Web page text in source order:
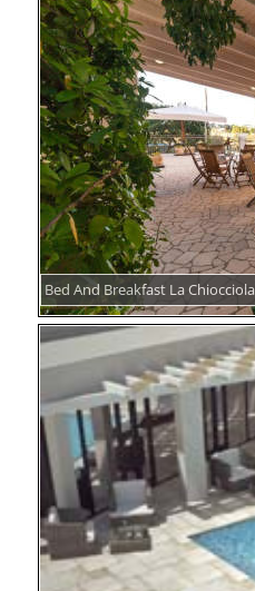
Bed And Breakfast La